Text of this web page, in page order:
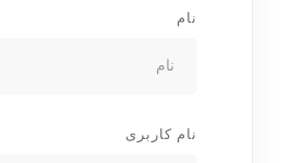
نام
نام کاربری